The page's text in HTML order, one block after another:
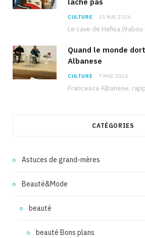
lâche pas
CULTURE 15 MAI 2026
Quand le monde
Albanese
CULTURE 7 MAI 2026
CATÉGORIES
Astuces de grand-mères
Beauté&Mode
beauté
beauté Bons plans